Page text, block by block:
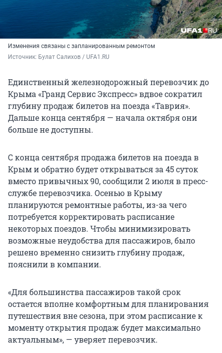
Изменения связаны с запланированным ремонтом
Источник: Булат Салихов / UFA1.RU
Единственный железнодорожный перевозчик до
Крыма «Гранд Сервис Экспресс» вдвое сократил
глубину продаж билетов на поезда «Таврия».
Дальше конца сентября — начала октября они
больше не доступны.
С конца сентября продажа билетов на поезда в
Крым и обратно будет открываться за 45 суток
вместо привычных 90, сообщили 2 июля в пресс-
службе перевозчика. Осенью в Крыму
планируются ремонтные работы, из-за чего
потребуется корректировать расписание
некоторых поездов. Чтобы минимизировать
возможные неудобства для пассажиров, было
решено временно снизить глубину продаж,
пояснили в компании.
«Для большинства пассажиров такой срок
остается вполне комфортным для планирования
путешествия вне сезона, при этом расписание к
моменту открытия продаж будет максимально
актуальным», — уверяет перевозчик.